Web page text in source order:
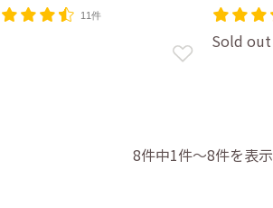
11件
Sold out
8件中1件～8件を表示